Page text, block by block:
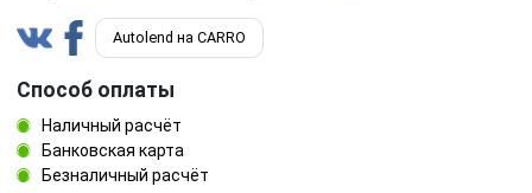
Autolend на CARRO
Способ оплаты
Наличный расчёт
Банковская карта
Безналичный расчёт